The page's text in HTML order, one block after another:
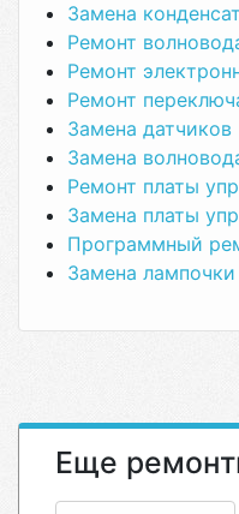
Замена
Ремонт
Ремонт
Ремонт
Замена датчиков
Замена
Ремонт платы
Замена платы
Программный
Замена лампочки
Еще